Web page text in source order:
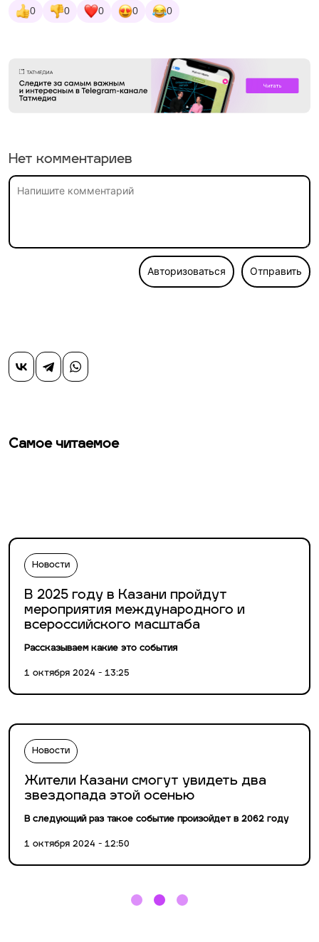
0 0 0 0 0
Нет комментариев
Авторизоваться Отправить
Самое читаемое
Новости
В 2025 году в Казани пройдут
мероприятия международного и
всероссийского масштаба
Рассказываем какие это события
1 октября 2024 - 13:25
Новости
Жители Казани смогут увидеть два
звездопада этой осенью
В следующий раз такое событие произойдет в 2062 году
1 октября 2024 - 12:50